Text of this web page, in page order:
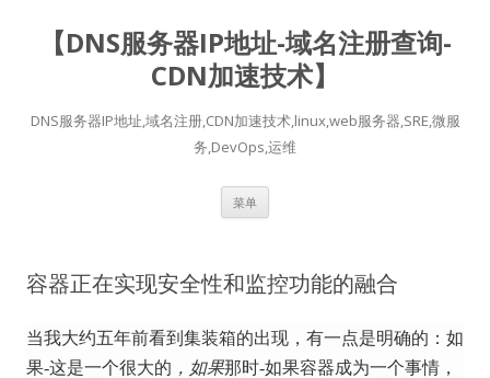
【DNS服务器IP地址-域名注册查询-
CDN加速技术】
DNS服务器IP地址,域名注册,CDN加速技术,linux,web服务器,SRE,微服
务,DevOps,运维
菜单
容器正在实现安全性和监控功能的融合
当我大约五年前看到集装箱的出现，有一点是明确的：如
果-这是一个很大的 ，如果那时-如果容器成为一个事情，